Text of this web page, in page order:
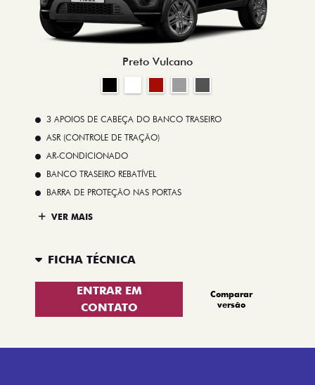
Preto Vulcano
3 APOIOS DE CABEÇA DO BANCO TRASEIRO
ASR (CONTROLE DE TRAÇÃO)
AR-CONDICIONADO
BANCO TRASEIRO REBATÍVEL
BARRA DE PROTEÇÃO NAS PORTAS
VER MAIS
FICHA TÉCNICA
ENTRAR EM
CONTATO
Comparar
versão